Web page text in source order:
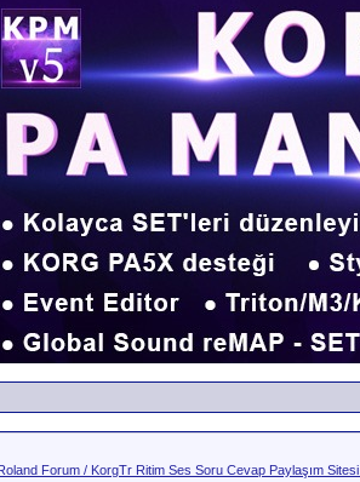
Forum / KorgTr Ritim Ses Soru Cevap Paylaşım Sitesi.